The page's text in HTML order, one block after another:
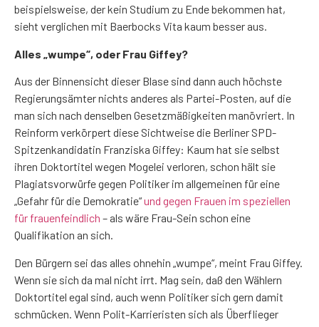
beispielsweise, der kein Studium zu Ende bekommen hat,
sieht verglichen mit Baerbocks Vita kaum besser aus.
Alles „wumpe“, oder Frau Giffey?
Aus der Binnensicht dieser Blase sind dann auch höchste
Regierungsämter nichts anderes als Partei-Posten, auf die
man sich nach denselben Gesetzmäßigkeiten manövriert. In
Reinform verkörpert diese Sichtweise die Berliner SPD-
Spitzenkandidatin Franziska Giffey: Kaum hat sie selbst
ihren Doktortitel wegen Mogelei verloren, schon hält sie
Plagiatsvorwürfe gegen Politiker im allgemeinen für eine
„Gefahr für die Demokratie“und gegen Frauen im speziellen
für frauenfeindlich – als wäre Frau-Sein schon eine
Qualifikation an sich.
Den Bürgern sei das alles ohnehin „wumpe“, meint Frau Giffey.
Wenn sie sich da mal nicht irrt. Mag sein, daß den Wählern
Doktortitel egal sind, auch wenn Politiker sich gern damit
schmücken. Wenn Polit-Karrieristen sich als Überflieger